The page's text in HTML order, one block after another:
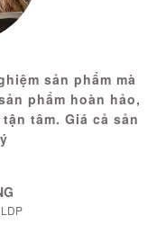
sản phẩm mà
phẩm hoàn hảo,
tâm. Giá cả sản